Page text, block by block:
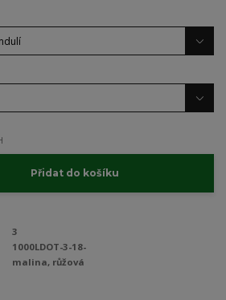
Přidat do košíku
3
1000LDOT-3-18-
malina, růžová